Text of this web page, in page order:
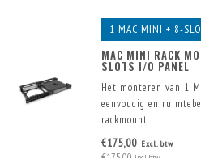
1 MAC MINI + 8-
MAC MINI RACK
SLOTS I/O PANEL
Het monteren van 1
eenvoudig en
rackmount.
Er zijn reeds 2 USB
Deze worden inclusief
€175,00 Excl. btw